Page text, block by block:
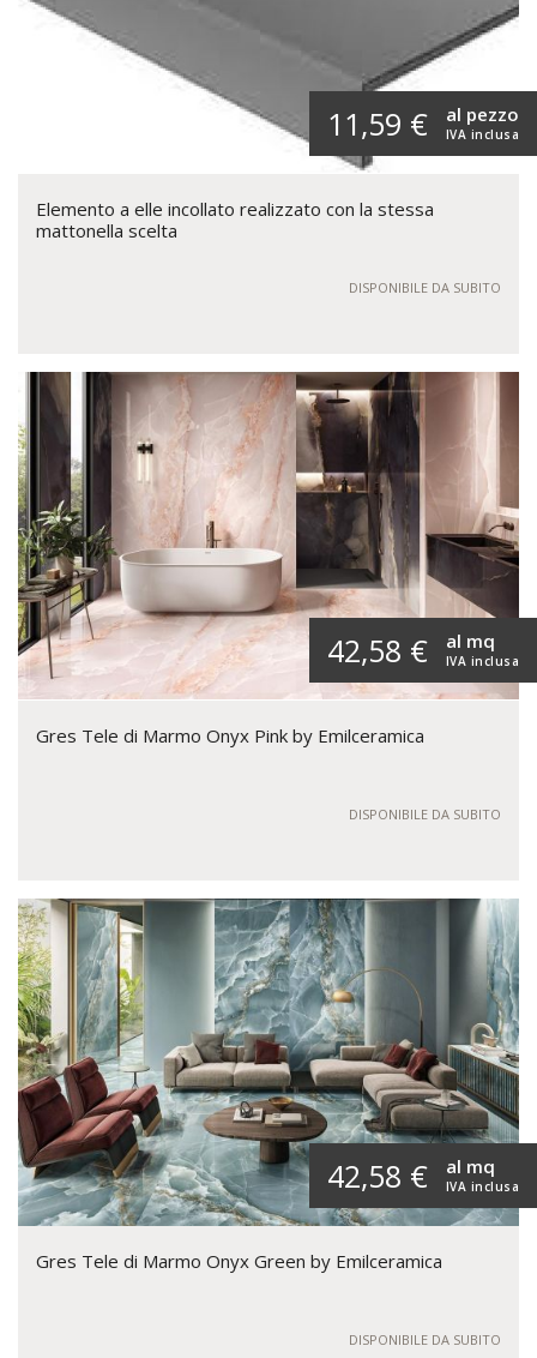
11,59 € IVA inclusa
al pezzo
Elemento a elle incollato realizzato con la stessa
mattonella scelta
DISPONIBILE DA SUBITO
42,58 € IVA inclusa
al mq
Gres Tele di Marmo Onyx Pink by Emilceramica
DISPONIBILE DA SUBITO
42,58 € IVA inclusa
al mq
Gres Tele di Marmo Onyx Green by Emilceramica
DISPONIBILE DA SUBITO